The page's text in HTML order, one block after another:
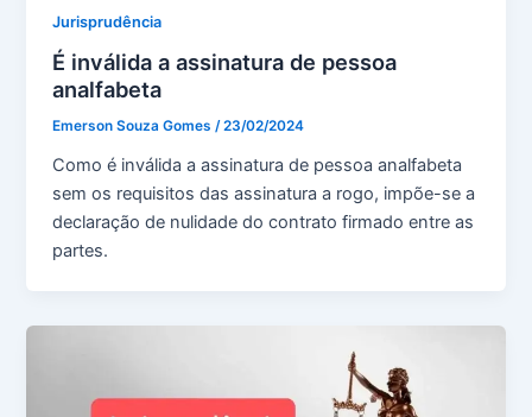
Jurisprudência
É inválida a assinatura de pessoa
analfabeta
Emerson Souza Gomes/23/02/2024
Como é inválida a assinatura de pessoa analfabeta
sem os requisitos das assinatura a rogo, impõe-se a
declaração de nulidade do contrato firmado entre as
partes.